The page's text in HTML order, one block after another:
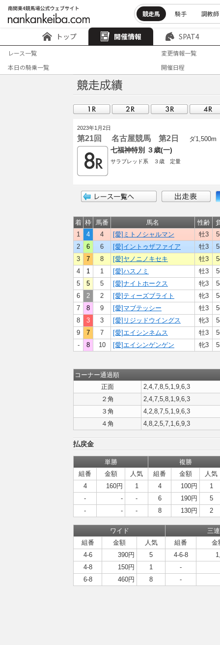
競走馬 騎手 調教師
トップ 開催情報 SPAT4
レース一覧
変更情報一覧
本日の騎乗一覧
開催日程
2023年1月2日
第21回 名古屋競馬 第2日 ダ1,500m
七福神特別 ３歳(一)
サラブレッド系 ３歳 定量
着 枠 馬番 馬名 性齢
1
4 4 [愛]ミトノシャルマン 牡3
2
6 6 [愛]イントゥザファイア 牡3
3
7 8 [愛]ヤノニノキセキ 牡3
4
1 1 [愛]ハスノミ 牡3
5
5 5 [愛]ナイトホークス 牝3
6
2 2 [愛]ティーズブライト 牝3
7
8 9 [愛]マブテッシー 牡3
8
3 3 [愛]リジッドウイングス 牝3
9
7 7 [愛]エイシンネムス 牡3
-
8 10 [愛]エイシンゲンゲン 牝3
コーナー通過順
正面
2,4,7,8,5,1,9,6,3
２角
2,4,7,5,8,1,9,6,3
３角
4,2,8,7,5,1,9,6,3
４角
4,8,2,5,7,1,6,9,3
払戻金
単勝
複勝
組番
金額 人気 組番 金額
人気
4
160円 1 4 100円
1
-
- - 6 190円
5
-
- - 8 130円 2
ワイド
三
組番
金額 人気 組番
金
4-6
390円 5 4-6-8
4-8
150円 1
-
6-8
460円 8 -